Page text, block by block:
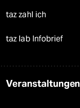
taz zahl ich
taz lab Infobrief
Veranstaltungen